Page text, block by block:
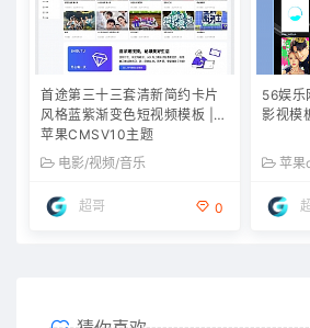
首途第三十三套清新简约卡片
风格蓝紫渐变色短视频模板 |
苹果CMSV10主题
电影/视频/音乐
超哥 0
56娱乐
影视模
苹果